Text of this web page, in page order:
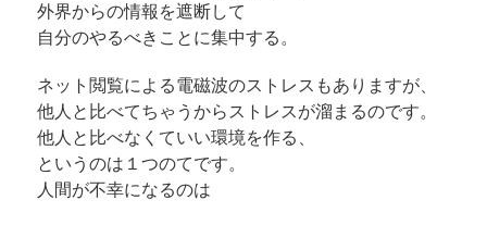
外界からの情報を遮断して
自分のやるべきことに集中する。
ネット閲覧による電磁波のストレスもありますが、
他人と比べてちゃうからストレスが溜まるのです。
他人と比べなくていい環境を作る、
というのは１つのてです。
人間が不幸になるのは